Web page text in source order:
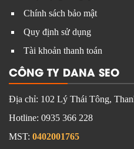
Chính sách bảo mật
Quy định sử dụng
Tài khoản thanh toán
CÔNG TY DANA SEO
Địa chỉ: 102 Lý Thái Tông,
Hotline: 0935 366 228
MST: 0402001765